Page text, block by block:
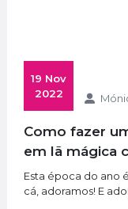
19 Nov
2022
Como fazer um Anjinho de Natal super fofo
em lã mágica
Esta época do ano
cá, adoramos! E